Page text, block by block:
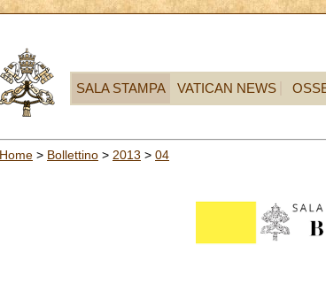
SALA STAMPA VATICAN NEWS
Home > Bollettino > 2013 > 04